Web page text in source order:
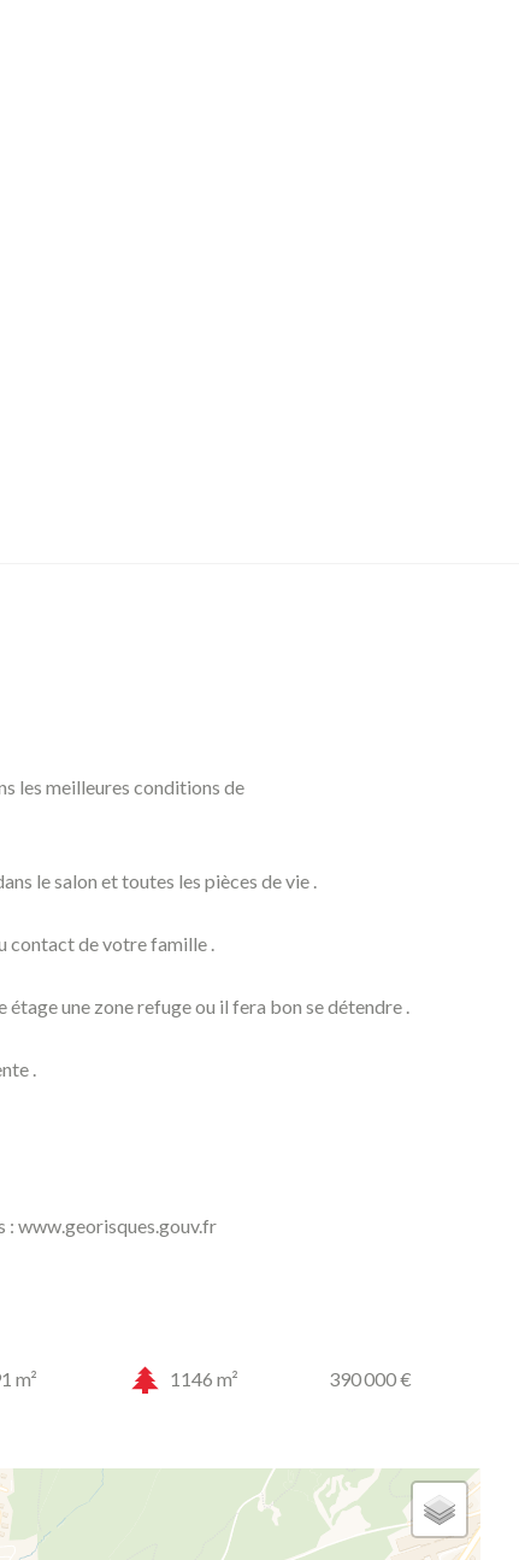
les meilleures conditions de
le salon et toutes les pièces de vie .
contact de votre famille .
une zone refuge ou il fera bon se détendre .
.
: www.georisques.gouv.fr
m² 1146 m² 390 000 €